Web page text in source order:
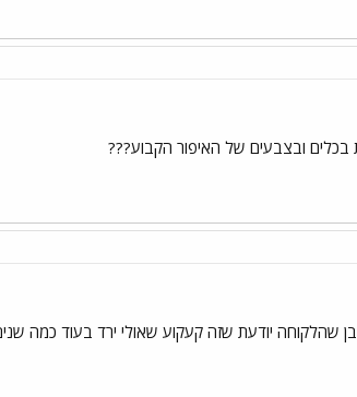
ובצבעים של האיפור הקבוע???
שהלקוחה יודעת שזה קעקוע שאולי ירד בעוד כמה